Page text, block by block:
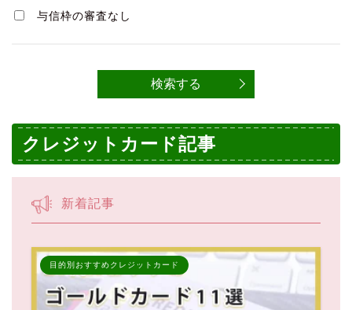
与信枠の審査なし
クレジットカード記事
新着記事
目的別おすすめクレジットカード